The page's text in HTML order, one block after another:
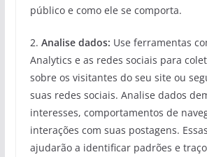
público e como ele se comporta.
2. Analise dados: Use ferramentas
Analytics e as redes sociais para
sobre os visitantes do seu site ou
suas redes sociais. Analise dados
interesses, comportamentos de
interações com suas postagens.
ajudarão a identificar padrões e